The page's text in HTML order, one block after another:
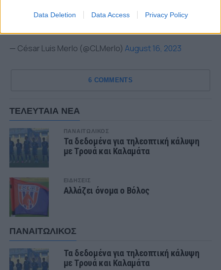
Data Deletion Data Access Privacy Policy
pic.twitter.com/tyGIi7Seml
— César Luis Merlo (@CLMerlo) August 16, 2023
6 COMMENTS
ΤΕΛΕΥΤΑΙΑ ΝΕΑ
ΠΑΝΑΙΤΩΛΙΚΟΣ
Τα δεδομένα για τηλεοπτική κάλυψη
με Τρουά και Καλαμάτα
ΕΙΔΗΣΕΙΣ
Αλλάζει όνομα ο Βόλος
ΠΑΝΑΙΤΩΛΙΚΟΣ
Τα δεδομένα για τηλεοπτική κάλυψη
με Τρουά και Καλαμάτα